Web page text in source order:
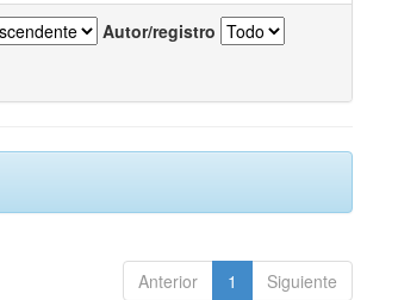
Autor/registro
Anterior 1 Siguiente